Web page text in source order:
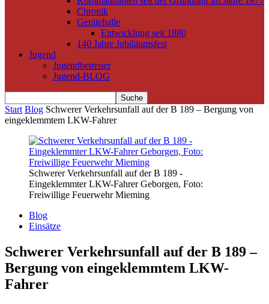
Chronik
Gerätehalle
Entwicklung seit 1880
140 Jahre Jubiläumsfest
Jugend
Jugendbetreuer
Jugend-BLOG
Start Blog Schwerer Verkehrsunfall auf der B 189 – Bergung von
eingeklemmtem LKW-Fahrer
Schwerer Verkehrsunfall auf der B 189 -
Eingeklemmter LKW-Fahrer Geborgen, Foto:
Freiwillige Feuerwehr Mieming
Blog
Einsätze
Schwerer Verkehrsunfall auf der B 189 –
Bergung von eingeklemmtem LKW-
Fahrer